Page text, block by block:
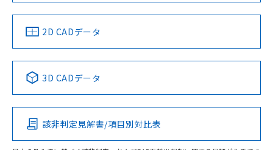
中国 RoHS 注意事項・凡例
Pb Hg Cd Cr(VI)
O
2D CADデータ
3D CADデータ
該非判定見解書/項目別対比表